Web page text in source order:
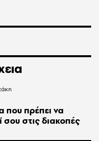
που πρέπει να
σου στις διακοπές